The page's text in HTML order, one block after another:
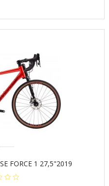
FORCE 1 27,5"2019